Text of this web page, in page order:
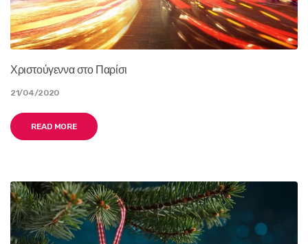
Χριστούγεννα στο Παρίσι
21/04/2020
READ MORE